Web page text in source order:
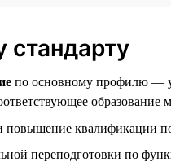
стандарту
по основному профилю —
образование
квалификации
переподготовки по